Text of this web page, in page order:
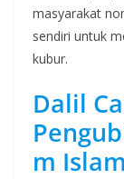
masyarakat
sendiri untuk
kubur.
Dalil
m Islam